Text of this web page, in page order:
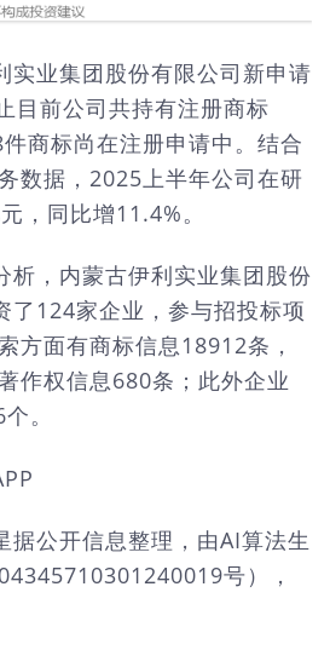
实业集团股份有限公司新申请
目前公司共持有注册商标
商标尚在注册申请中。结合
数据，2025上半年公司在研
，同比增11.4%。
析，内蒙古伊利实业集团股份
了124家企业，参与招投标项
方面有商标信息18912条，
作权信息680条；此外企业
。
据公开信息整理，由AI算法生
号），